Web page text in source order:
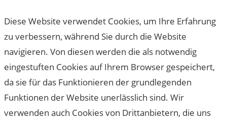
Diese Website verwendet Cookies, um Ihre Erfahrung
zu verbessern, während Sie durch die Website
navigieren. Von diesen werden die als notwendig
eingestuften Cookies auf Ihrem Browser gespeichert,
da sie für das Funktionieren der grundlegenden
Funktionen der Website unerlässlich sind. Wir
verwenden auch Cookies von Drittanbietern, die uns